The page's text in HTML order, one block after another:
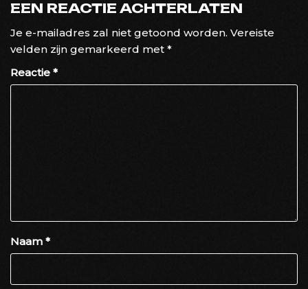
EEN REACTIE ACHTERLATEN
Je e-mailadres zal niet getoond worden. Vereiste
velden zijn gemarkeerd met *
Reactie *
Naam *